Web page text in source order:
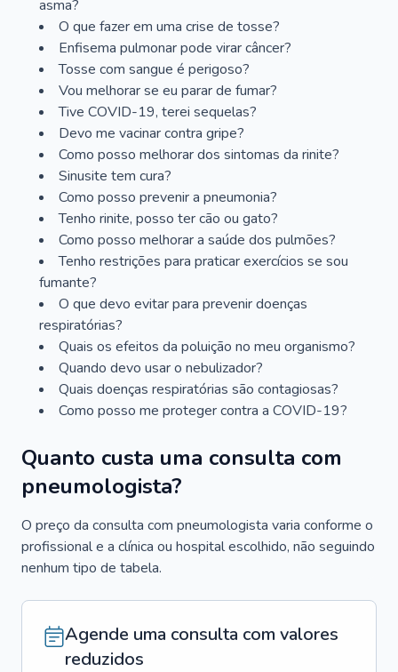
asma?
O que fazer em uma crise de tosse?
Enfisema pulmonar pode virar câncer?
Tosse com sangue é perigoso?
Vou melhorar se eu parar de fumar?
Tive COVID-19, terei sequelas?
Devo me vacinar contra gripe?
Como posso melhorar dos sintomas da rinite?
Sinusite tem cura?
Como posso prevenir a pneumonia?
Tenho rinite, posso ter cão ou gato?
Como posso melhorar a saúde dos pulmões?
Tenho restrições para praticar exercícios se sou
fumante?
O que devo evitar para prevenir doenças
respiratórias?
Quais os efeitos da poluição no meu organismo?
Quando devo usar o nebulizador?
Quais doenças respiratórias são contagiosas?
Como posso me proteger contra a COVID-19?
Quanto custa uma consulta com
pneumologista?
O preço da consulta com pneumologista varia conforme o
profissional e a clínica ou hospital escolhido, não seguindo
nenhum tipo de tabela.
Agende uma consulta com valores
reduzidos